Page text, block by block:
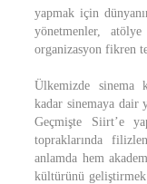
yapmak için
yönetmenler,
organizasyon fikren
Ülkemizde sinema
kadar sinemaya dair
Geçmişte Siirt’e
topraklarında
anlamda hem
kültürünü